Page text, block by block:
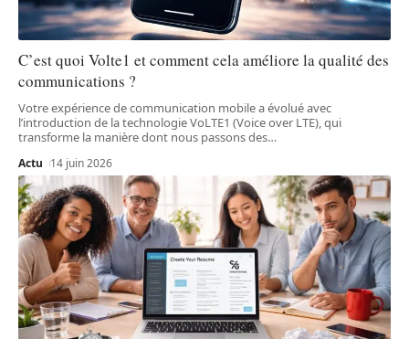
C’est quoi Volte1 et comment cela améliore la qualité des
communications ?
Votre expérience de communication mobile a évolué avec
l’introduction de la technologie VoLTE1 (Voice over LTE), qui
transforme la manière dont nous passons des…
Actu 14 juin 2026